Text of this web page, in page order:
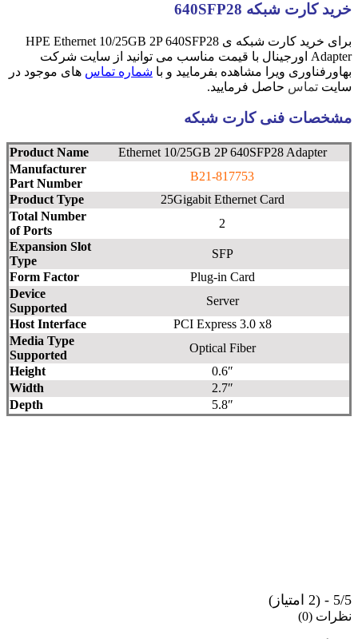
خرید کارت شبکه 640SFP28
برای خرید کارت شبکه ی HPE Ethernet 10/25GB 2P 640SFP28
Adapter اورجینال با قیمت مناسب می توانید از سایت شرکت
بهاورفناوری ویرا مشاهده بفرمایید و با شماره تماس های موجود در
سایت تماس حاصل فرمایید.
مشخصات فنی کارت شبکه
Ethernet 10/25GB 2P 640SFP28 Adapter
Product Name
817753-B21
Manufacturer
Part Number
25Gigabit Ethernet Card
Product Type
2
Total Number
of Ports
SFP
Expansion Slot
Type
Plug-in Card
Form Factor
Server
Device
Supported
PCI Express 3.0 x8
Host Interface
Optical Fiber
Media Type
Supported
0.6″
Height
2.7″
Width
5.8″
Depth
5/5 - (2 امتیاز)
نظرات (0)